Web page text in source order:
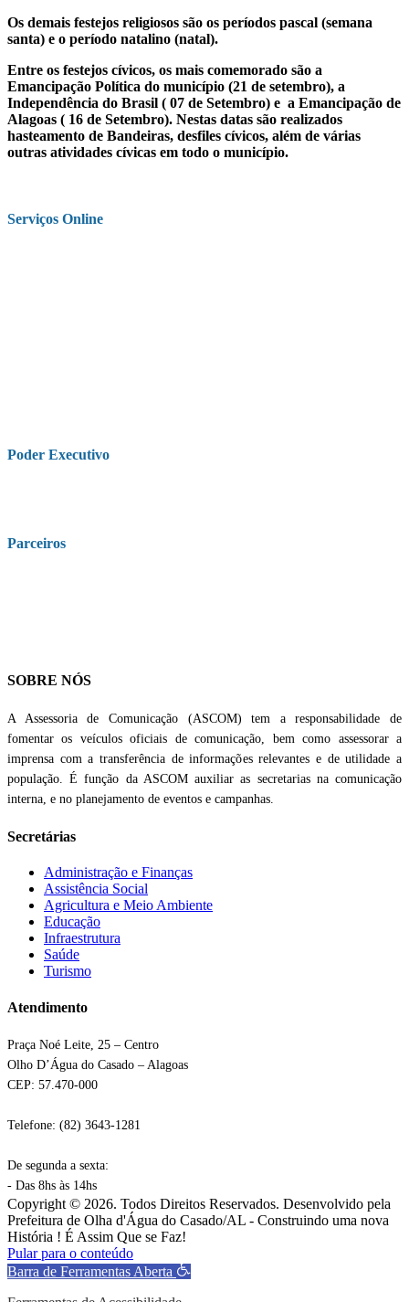
Os demais festejos religiosos são os períodos pascal (semana
santa) e o período natalino (natal).
Entre os festejos cívicos, os mais comemorado são a
Emancipação Política do município (21 de setembro), a
Independência do Brasil ( 07 de Setembro) e a Emancipação de
Alagoas ( 16 de Setembro). Nestas datas são realizados
hasteamento de Bandeiras, desfiles cívicos, além de várias
outras atividades cívicas em todo o município.
Serviços Online
Poder Executivo
Parceiros
SOBRE NÓS
A Assessoria de Comunicação (ASCOM) tem a responsabilidade de
fomentar os veículos oficiais de comunicação, bem como assessorar a
imprensa com a transferência de informações relevantes e de utilidade a
população. É função da ASCOM auxiliar as secretarias na comunicação
interna, e no planejamento de eventos e campanhas.
Secretárias
Administração e Finanças
Assistência Social
Agricultura e Meio Ambiente
Educação
Infraestrutura
Saúde
Turismo
Atendimento
Praça Noé Leite, 25 – Centro
Olho D’Água do Casado – Alagoas
CEP: 57.470-000
Telefone: (82) 3643-1281
De segunda a sexta:
- Das 8hs às 14hs
Copyright © 2026. Todos Direitos Reservados. Desenvolvido pela
Prefeitura de Olha d'Água do Casado/AL - Construindo uma nova
História ! É Assim Que se Faz!
Pular para o conteúdo
Barra de Ferramentas Aberta